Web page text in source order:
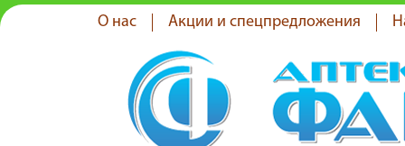
О нас Акции и спецпредложения